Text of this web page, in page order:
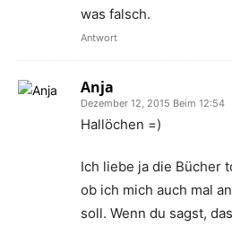
was falsch.
Antwort
Anja
Dezember 12, 2015 Beim 12:54
Hallöchen =)
Ich liebe ja die Bücher
ob ich mich auch mal
soll. Wenn du sagst,